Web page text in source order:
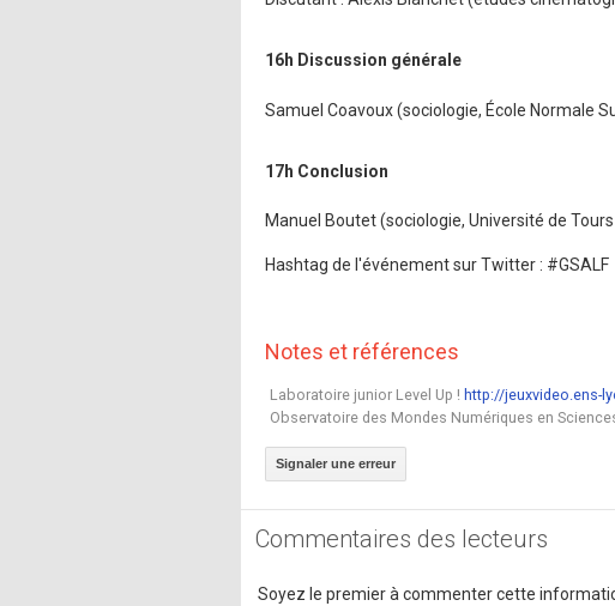
16h Discussion générale
Samuel Coavoux (sociologie, École Normale
17h Conclusion
Manuel Boutet (sociologie, Université de
Hashtag de l'événement sur Twitter : #GSALF
Notes et références
Laboratoire junior Level Up ! http://jeuxvideo.ens-
Observatoire des Mondes Numériques en
Signaler une erreur
Commentaires des lecteurs
Soyez le premier à commenter cette